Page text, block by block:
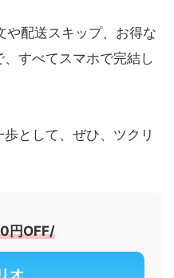
や配送スキップ、お得な
すべてスマホで完結し
として、ぜひ、ツクリ
円OFF/
オ